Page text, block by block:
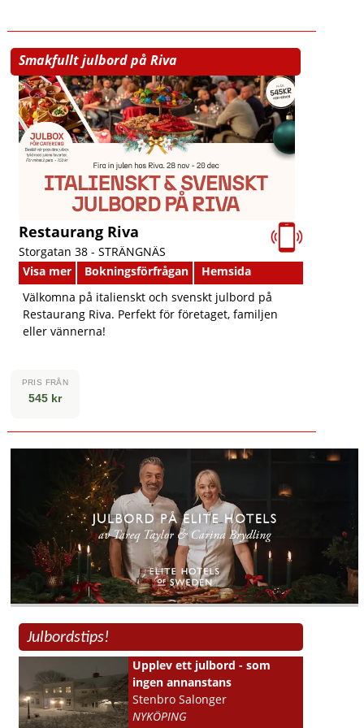
Smakfullt julbord på Riva
Restaurang Riva
Storgatan 38 - STRÄNGNÄS
Visa mer
Bokningsförfrågan
Hemsida
Välkomna på italienskt och svenskt julbord på
Restaurang Riva. Perfekt för företaget, familjen
eller vännerna!
PRIS FRÅN
545 kr
Julbordstips!
Upplev ett julbord - som
ingen annanstans
Stenbro Salonger
NYKÖPING